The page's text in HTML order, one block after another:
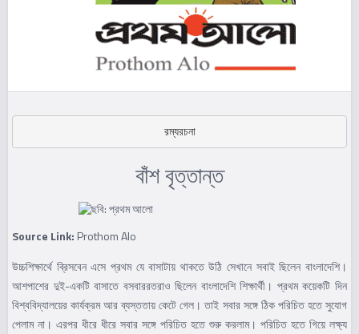
রম্যরচনা
বাঁশ বৃত্তান্ত
Source Link: Prothom Alo
উচ্চশিক্ষার্থে ব্রিসবেন এসে প্রথম যে বাসাটায় থাকতে উঠি সেখানে সবাই ছিলেন বাংলাদেশি।
আশপাশের দুই-একটি বাসাতে বসবাররতরাও ছিলেন বাংলাদেশি শিক্ষার্থী। প্রথম কয়েকটি দিন
বিশ্ববিদ্যালয়ের কার্যক্রম আর ব্যস্ততায় কেটে গেল। তাই সবার সঙ্গে ঠিক পরিচিত হতে সুযোগ
পেলাম না। এরপর ধীরে ধীরে সবার সঙ্গে পরিচিত হতে শুরু করলাম। পরিচিত হতে গিয়ে লক্ষ্য